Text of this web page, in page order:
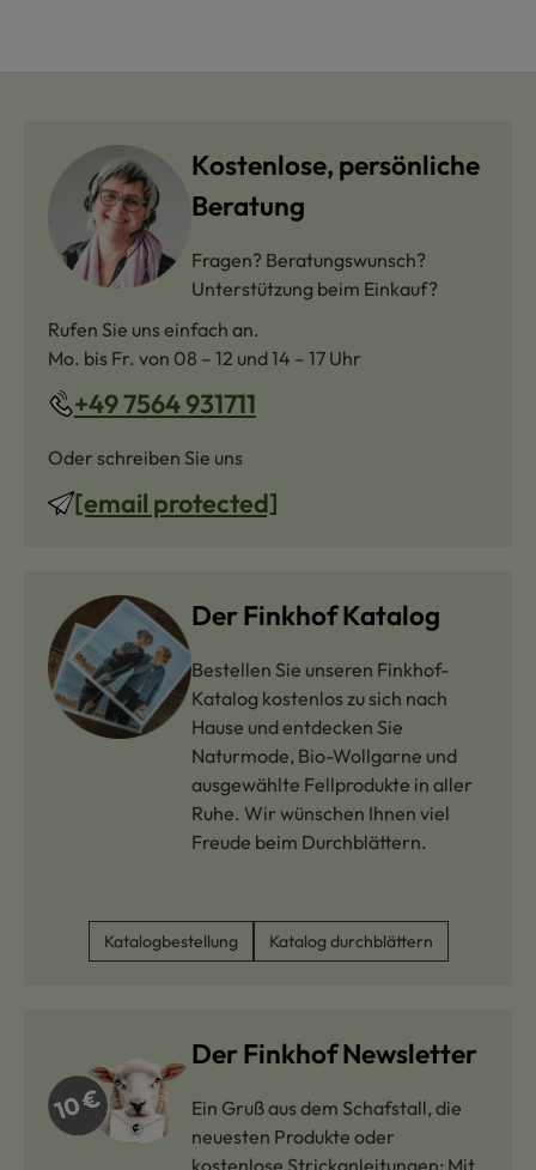
Kostenlose, persönliche
Beratung
Fragen? Beratungswunsch?
Unterstützung beim Einkauf?
Rufen Sie uns einfach an.
Mo. bis Fr. von 08 – 12 und 14 – 17 Uhr
+49 7564 931711
Oder schreiben Sie uns
[email protected]
Der Finkhof Katalog
Bestellen Sie unseren Finkhof-
Katalog kostenlos zu sich nach
Hause und entdecken Sie
Naturmode, Bio-Wollgarne und
ausgewählte Fellprodukte in aller
Ruhe. Wir wünschen Ihnen viel
Freude beim Durchblättern.
Katalogbestellung Katalog durchblättern
Der Finkhof Newsletter
Ein Gruß aus dem Schafstall, die
neuesten Produkte oder
kostenlose Strickanleitungen: Mit